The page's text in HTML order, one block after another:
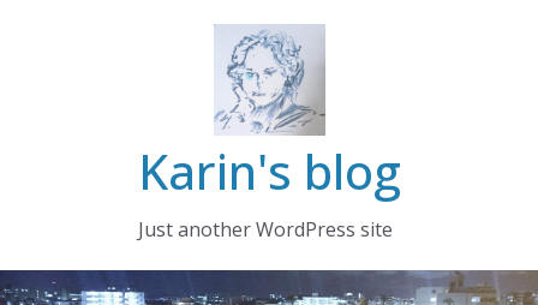
ッ
Karin's blog
Just another WordPress site